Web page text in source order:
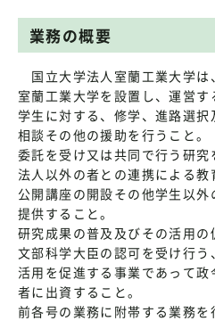
業務の概要
国立大学法人室蘭工業大学は
室蘭工業大学を設置し、運営す
学生に対する、修学、進路選
相談その他の援助を行うこと。
委託を受け又は共同で行う研究
法人以外の者との連携による教
公開講座の開設その他学生以
提供すること。
研究成果の普及及びその活用の
文部科学大臣の認可を受け行
活用を促進する事業であって
者に出資すること。
前各号の業務に附帯する業務を